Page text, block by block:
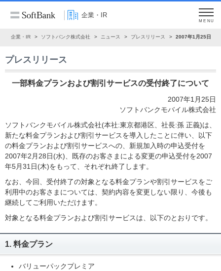
企業・IR
MENU
企業・IR ソフトバンク株式会社 ニュース プレスリリース 2007年1月25日
プレスリリース
一部料金プランおよび割引サービスの受付終了について
2007年1月25日
ソフトバンクモバイル株式会社
ソフトバンクモバイル株式会社(本社:東京都港区、社長:孫 正義)は、
新たな料金プランおよび割引サービスを導入したことに伴い、以下
の料金プランおよび割引サービスへの、新規加入時の申込受付を
2007年2月28日(水)、既存のお客さまによる変更の申込受付を2007
年5月31日(木)をもって、それぞれ終了します。
なお、今回、受付終了の対象となる料金プランや割引サービスをご
利用中のお客さまについては、契約内容を変更しない限り、今後も
継続してご利用いただけます。
対象となる料金プランおよび割引サービスは、以下のとおりです。
1. 料金プラン
バリューパックプレミア